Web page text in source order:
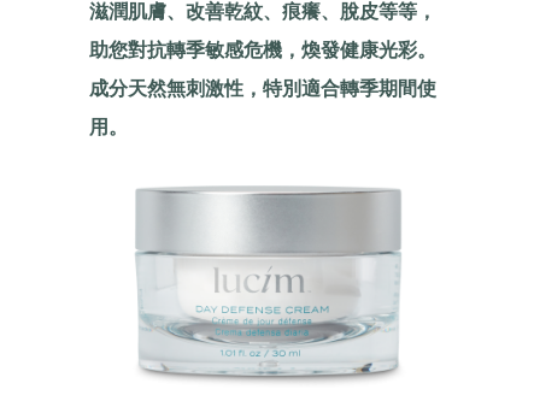
滋潤肌膚、改善乾紋、痕癢、脫皮等等，
助您對抗轉季敏感危機，煥發健康光彩。
成分天然無刺激性，特別適合轉季期間使
用。